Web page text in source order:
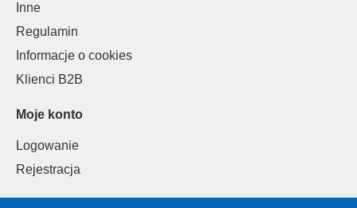
Inne
Regulamin
Informacje o cookies
Klienci B2B
Moje konto
Logowanie
Rejestracja